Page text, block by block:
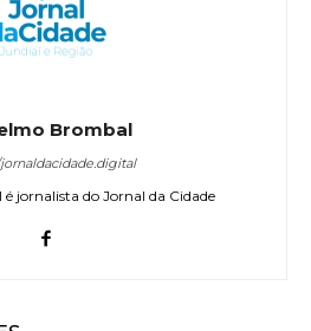
Brombal
jornalista do Jornal da Cidade